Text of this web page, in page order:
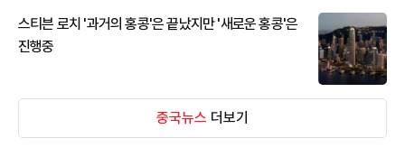
스티븐 로치 '과거의 홍콩'은 끝났지만 '새로운 홍콩'은
진행중
중국뉴스 더보기